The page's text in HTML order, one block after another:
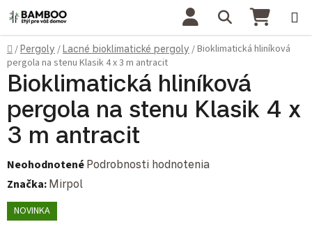
Prejsť na obsah Hľadať
Domov
/Pergoly /Lacné bioklimatické pergoly /Bioklimatická hliníková
pergola na stenu Klasik 4 x 3 m antracit
Bioklimatická hliníková
pergola na stenu Klasik 4 x
3 m antracit
Priemerné hodnotenie produktu je 0,0 z 5 hviezdičiek.
Neohodnotené Podrobnosti hodnotenia
Značka: Mirpol
NOVINKA